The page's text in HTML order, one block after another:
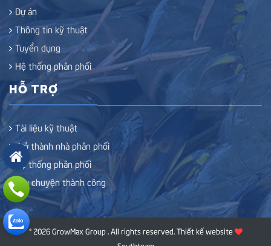
Dự án
Thông tin kỹ thuật
Tuyển dụng
Hệ thống phân phối
HỖ TRỢ
Tài liệu kỹ thuật
Trở thành nhà phân phối
Hệ thống phân phối
Câu chuyện thành công
© 2026 GrowMax Group . All rights reserved.Thiết kế website